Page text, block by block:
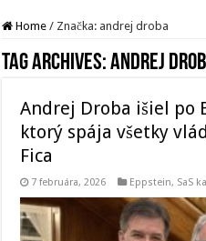
Home / Značka: andrej droba
Tag Archives:andrej
Andrej Droba išiel po
ktorý spája všetky
Fica
7 februára, 2026 Eppstein, SaS